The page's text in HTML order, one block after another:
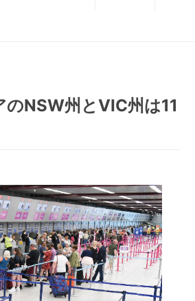
のNSW州とVIC州は11